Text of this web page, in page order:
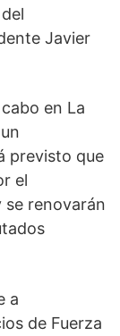
Javier
en La
previsto que
el
se renovarán
a
de Fuerza